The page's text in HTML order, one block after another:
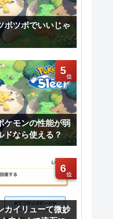
ボツボでいいじゃ
5
ケモンの性能が弱
ドなら使える？
6
カイリューて微妙